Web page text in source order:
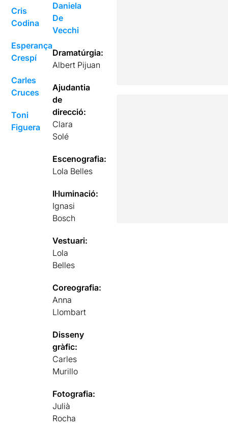
Cris
Codina
Esperança
Crespí
Carles
Cruces
Toni
Figuera
Daniela
De
Vecchi
Dramatúrgia:
Albert Pijuan
Ajudantia
de
direcció:
Clara
Solé
Escenografia:
Lola Belles
Il·luminació:
Ignasi
Bosch
Vestuari:
Lola
Belles
Coreografia:
Anna
Llombart
Disseny
gràfic:
Carles
Murillo
Fotografia:
Julià
Rocha